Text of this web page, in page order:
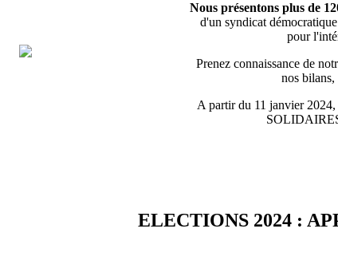
Nous présentons plus de
d'un syndicat
pour
Prenez connaissance de
nos bilans,
A partir du 11 janvier
ELECTIONS 2024 :